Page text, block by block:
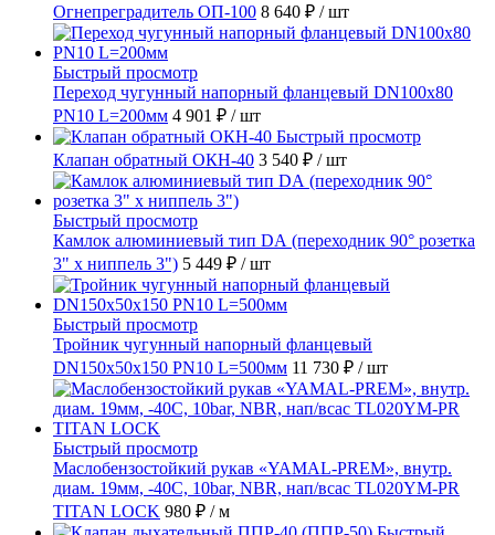
Огнепреградитель ОП-100 8 640 ₽ / шт
Быстрый просмотр
Переход чугунный напорный фланцевый DN100х80
PN10 L=200мм 4 901 ₽ / шт
Быстрый просмотр
Клапан обратный ОКН-40 3 540 ₽ / шт
Быстрый просмотр
Камлок алюминиевый тип DА (переходник 90° розетка
3" х ниппель 3") 5 449 ₽ / шт
Быстрый просмотр
Тройник чугунный напорный фланцевый
DN150х50х150 PN10 L=500мм 11 730 ₽ / шт
Быстрый просмотр
Маслобензостойкий рукав «YAMAL-PREM», внутр.
диам. 19мм, -40C, 10bar, NBR, нап/всас TL020YM-PR
TITAN LOCK 980 ₽ / м